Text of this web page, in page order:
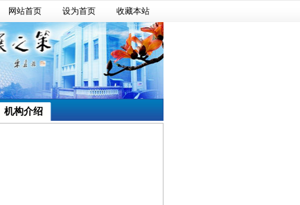
网站首页 设为首页 收藏本站
机构介绍